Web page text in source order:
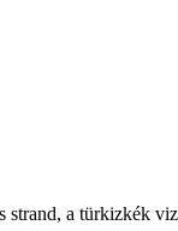
a türkizkék